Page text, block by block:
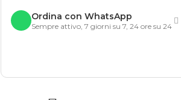
Ordina con WhatsApp
Sempre attivo, 7 giorni su 7, 24 ore su 24